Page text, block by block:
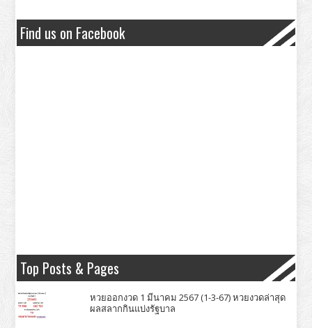
Find us on Facebook
Top Posts & Pages
หวยออกงวด 1 มีนาคม 2567 (1-3-67) หวยงวดล่าสุด
ผลสลากกินแบ่งรัฐบาล